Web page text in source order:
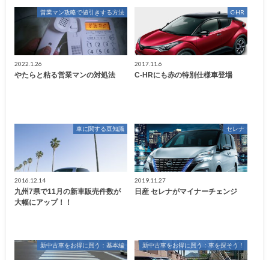
営業マン攻略で値引きする方法
2022.1.26
やたらと粘る営業マンの対処法
C-HR
2017.11.6
C-HRにも赤の特別仕様車登場
車に関する豆知識
2016.12.14
九州7県で11月の新車販売件数が
大幅にアップ！！
セレナ
2019.11.27
日産 セレナがマイナーチェンジ
新中古車をお得に買う：基本編 新中古車をお得に買う：車を探そう！